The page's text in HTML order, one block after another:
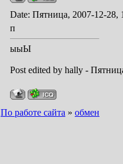
Date: Пятница, 2007-12-28,
п
ыыЫ
Post edited by hally -
По работе сайта » обмен